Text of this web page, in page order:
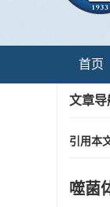
首页
文章导
引用本
噬菌